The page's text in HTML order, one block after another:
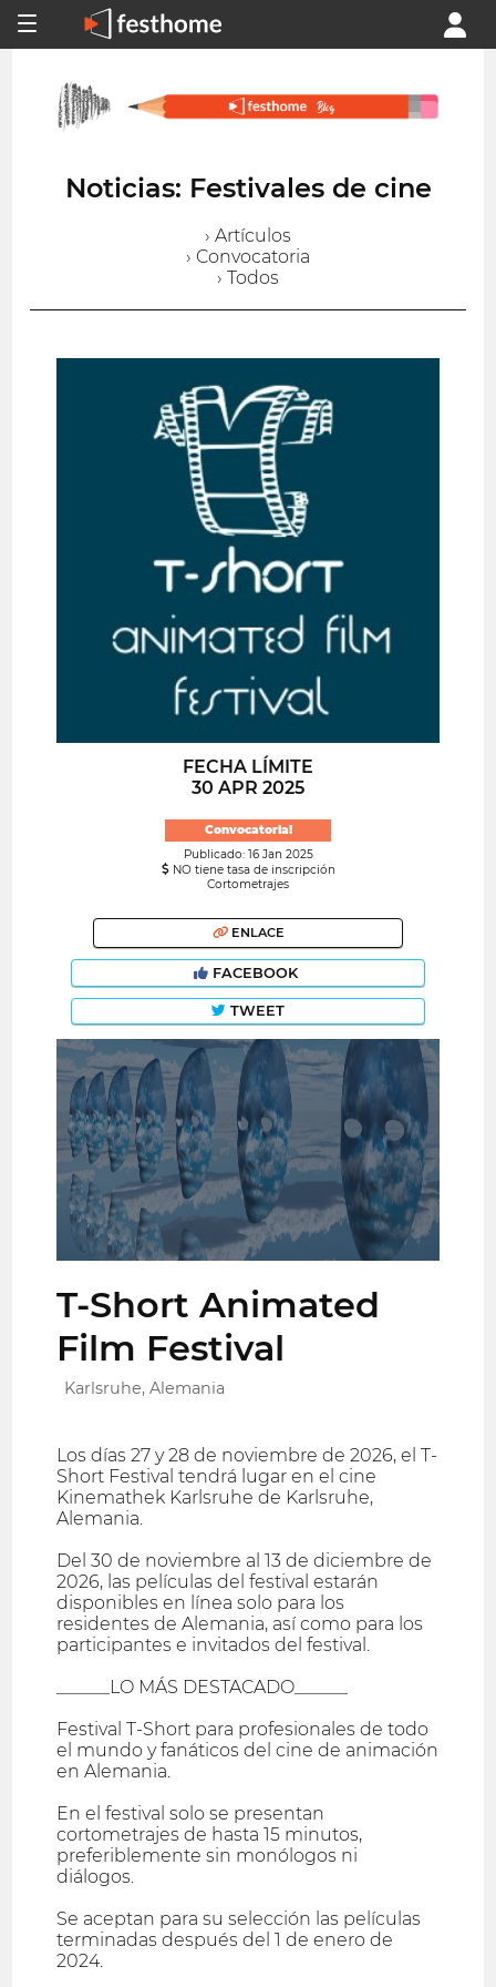
Noticias: Festivales de cine
› Artículos
› Convocatoria
› Todos
FECHA LÍMITE
30 APR 2025
Convocatoria!
Publicado: 16 Jan 2025
NO tiene tasa de inscripción
Cortometrajes
ENLACE
FACEBOOK
TWEET
T-Short Animated
Film Festival
Karlsruhe, Alemania
Los días 27 y 28 de noviembre de 2026, el T-
Short Festival tendrá lugar en el cine
Kinemathek Karlsruhe de Karlsruhe,
Alemania.
Del 30 de noviembre al 13 de diciembre de
2026, las películas del festival estarán
disponibles en línea solo para los
residentes de Alemania, así como para los
participantes e invitados del festival.
______LO MÁS DESTACADO______
Festival T-Short para profesionales de todo
el mundo y fanáticos del cine de animación
en Alemania.
En el festival solo se presentan
cortometrajes de hasta 15 minutos,
preferiblemente sin monólogos ni
diálogos.
Se aceptan para su selección las películas
terminadas después del 1 de enero de
2024.